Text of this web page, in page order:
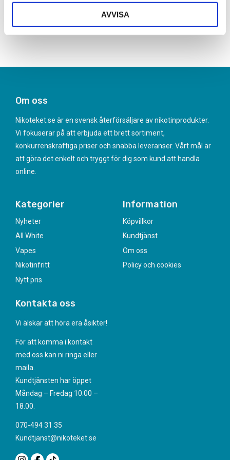
AVVISAFrågor? Kontakta oss här
Om oss
Nikoteket.se är en svensk återförsäljare av nikotinprodukter.
Vi fokuserar på att erbjuda ett brett sortiment,
konkurrenskraftiga priser och snabba leveranser. Vårt mål är
att göra det enkelt och tryggt för dig som kund att handla
online.
Kategorier
Nyheter
All White
Vapes
Nikotinfritt
Nytt pris
Information
Köpvillkor
Kundtjänst
Om oss
Policy och cookies
Kontakta oss
Vi älskar att höra era åsikter!
För att komma i kontakt
med oss kan ni ringa eller
maila.
Kundtjänsten har öppet
Måndag – Fredag 10.00 –
18.00.
070-494 31 35
Kundtjanst@nikoteket.se